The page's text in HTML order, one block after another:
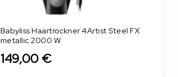
Babyliss Haartrockner 4Artist Steel FX
metallic 2000 W
149,00 €